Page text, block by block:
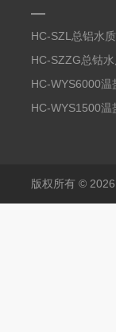
HC-SZL总铝水
分析仪
HC-SZZG总钴
线分析仪
HC-WYS6000温
分析仪
HC-WYS1500温
版权所有 ©